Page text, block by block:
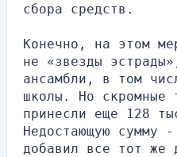
сбора средств.
Конечно, на этом
не «звезды
ансамбли, в том
школы. Но скромные
принесли еще 128
Недостающую сумму
добавил все тот же